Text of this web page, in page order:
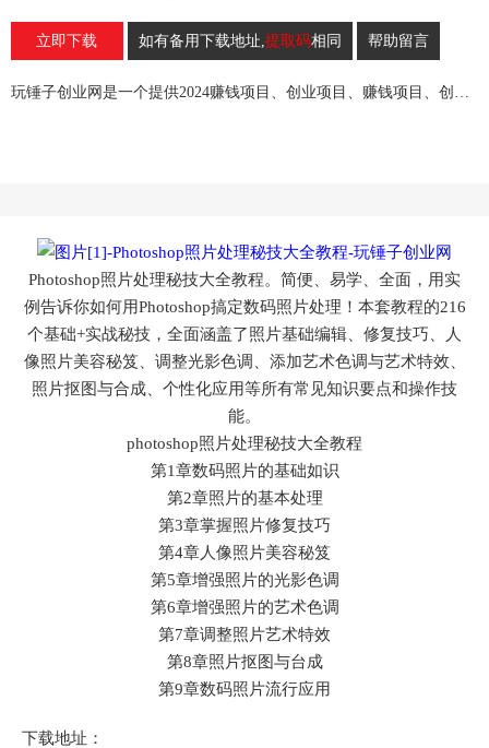
）
立即下载 如有备用下载地址,提取码相同 帮助留言
玩锤子创业网是一个提供2024赚钱项目、创业项目、赚钱项目、创业赚钱教程、引流教程的创业网,欢迎来玩锤子创业网！
Photoshop照片处理秘技大全教程。简便、易学、全面，用实
例告诉你如何用Photoshop搞定数码照片处理！本套教程的216
个基础+实战秘技，全面涵盖了照片基础编辑、修复技巧、人
像照片美容秘笈、调整光影色调、添加艺术色调与艺术特效、
照片抠图与合成、个性化应用等所有常见知识要点和操作技
能。
photoshop照片处理秘技大全教程
第1章数码照片的基础如识
第2章照片的基本处理
第3章掌握照片修复技巧
第4章人像照片美容秘笈
第5章增强照片的光影色调
第6章增强照片的艺术色调
第7章调整照片艺术特效
第8章照片抠图与台成
第9章数码照片流行应用
下载地址：